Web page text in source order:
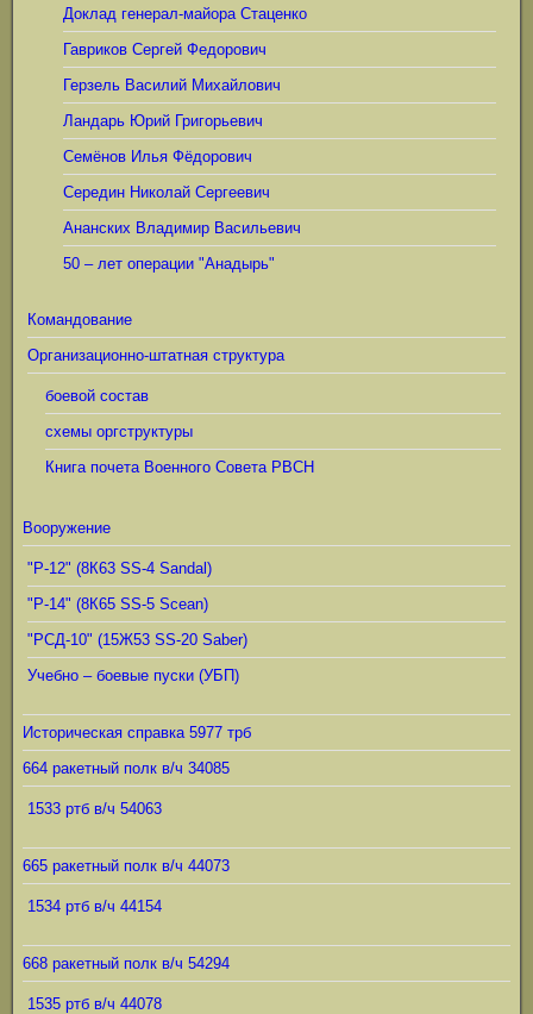
Доклад генерал-майора Стаценко
Гавриков Сергей Федорович
Герзель Василий Михайлович
Ландарь Юрий Григорьевич
Семёнов Илья Фёдорович
Середин Николай Сергеевич
Ананских Владимир Васильевич
50 – лет операции "Анадырь"
Командование
Организационно-штатная структура
боевой состав
схемы оргструктуры
Книга почета Военного Совета РВСН
Вооружение
"Р-12" (8К63 SS-4 Sandal)
"Р-14" (8К65 SS-5 Scean)
"РСД-10" (15Ж53 SS-20 Saber)
Учебно – боевые пуски (УБП)
Историческая справка 5977 трб
664 ракетный полк в/ч 34085
1533 ртб в/ч 54063
665 ракетный полк в/ч 44073
1534 ртб в/ч 44154
668 ракетный полк в/ч 54294
1535 ртб в/ч 44078